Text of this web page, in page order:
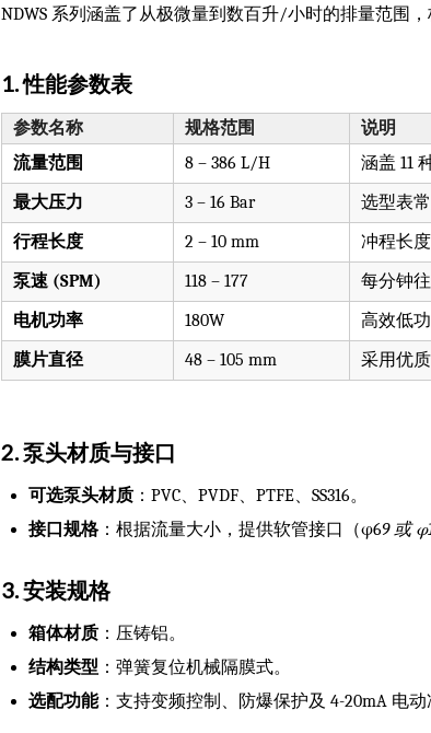
NDWS 系列涵盖了从极微量到数百升/小时的排量范围，
1. 性能参数表
参数名称 规格范围
说明
流量范围
8 – 386 L/H
涵盖 11
最大压力
3 – 16 Bar
选型表
行程长度
2 – 10 mm
冲程长
泵速 (SPM)
118 – 177
每分钟
电机功率
180W
高效低
膜片直径
48 – 105 mm 采用优
2. 泵头材质与接口
可选泵头材质 ：PVC、PVDF、PTFE、SS316。
接口规格：根据流量大小，提供软管接口（φ69 或
3. 安装规格
箱体材质 ：压铸铝。
结构类型 ：弹簧复位机械隔膜式。
选配功能：支持变频控制、防爆保护及 4-20mA 电动